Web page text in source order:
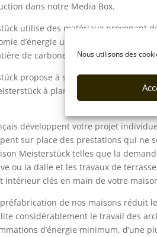
Nous utilisons des
dans notre Media Box.
utilise des matériaux provenant
d’énergie ultramoderne ; chaque
de carbone que possible.
propose à ses clients français la
à planification libre selon
développent votre projet
sur place des prestations qui ne
Meisterstück telles que la
ou la dalle et les travaux de
intérieur clés en main de votre
de nos maisons réduit
considérablement le travail des
d’énergie minimum, d’une